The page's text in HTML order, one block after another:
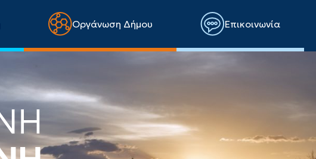
Οργάνωση Δήμου Επικοινωνία